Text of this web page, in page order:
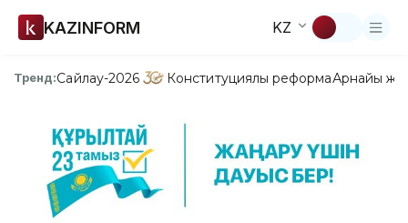
KAZINFORM KZ
Тренд:Сайлау-2026 Конституциялық реформаАрнайы